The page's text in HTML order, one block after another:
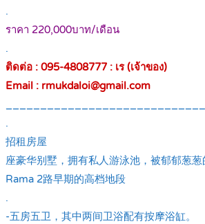
.
ราคา 220,000บาท/เดือน
.
ติดต่อ : 095-4808777 : เร (เจ้าของ)
Email : rmukdaloi@gmail.com
.
招租房屋
座豪华别墅，拥有私人游泳池，被郁郁葱
Rama 2路早期的高档地段
.
-五房五卫，其中两间卫浴配有按摩浴缸。